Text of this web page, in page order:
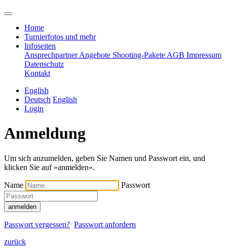
Home
Turnierfotos und mehr
Infoseiten
AnsprechpartnerAngebote Shooting-Pakete AGB Impressum
Datenschutz
Kontakt
English
Deutsch English
Login
Anmeldung
Um sich anzumelden, geben Sie Namen und Passwort ein, und
klicken Sie auf »anmelden«.
Name Passwort
anmelden
Passwort vergessen? Passwort anfordern
zurück